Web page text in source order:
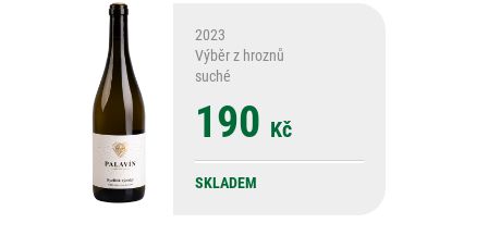
2023
Výběr z hroznů
suché
190 Kč
SKLADEM